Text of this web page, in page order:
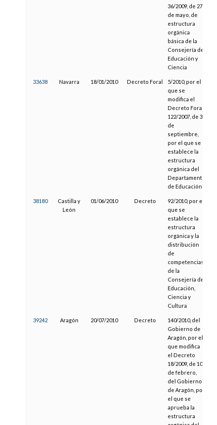
36/2009, de 27
de mayo, de
estructura
orgánica
básica de la
Consejería de
Educación y
Ciencia
33638 Navarra 18/01/2010 Decreto Foral
5/2010, por el
que se
modifica el
Decreto Foral
122/2007, de 3
de
septiembre,
por el que se
establece la
estructura
orgánica del
Departamento
de Educación
38180
Castilla y
León
01/06/2010 Decreto
92/2010, por el
que se
establece la
estructura
orgánica y la
distribución
de
competencias
de la
Consejería de
Educación,
Ciencia y
Cultura
39242 Aragón 20/07/2010 Decreto
140/2010, del
Gobierno de
Aragón, por el
que modifica
el Decreto
18/2009, de 10
de febrero,
del Gobierno
de Aragón, por
el que se
aprueba la
estructura